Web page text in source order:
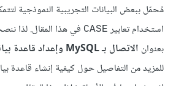
مُحمّل ببعض البيانات التجريبية النموذجية
استخدام تعابير CASE في هذا المقال. لذا
بعنوان الاتصال بـ MySQL وإعداد قاعدة بيانات تجريبية نموذجية
للمزيد من التفاصيل حول كيفية إنشاء قاعدة